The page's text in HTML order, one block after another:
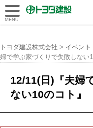
トヨダ建設
MENU
トヨダ建設株式会社 > イベント
婦で学ぶ家づくりで失敗しない
12/11(日)『夫婦
ない10のコト』